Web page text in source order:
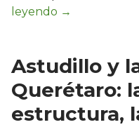
Astudillo y
Querétaro:
estructura,